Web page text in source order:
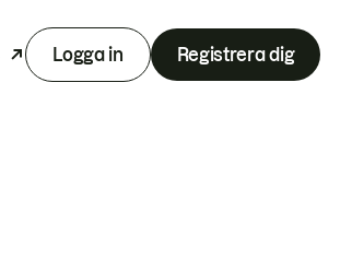
Logga in Registrera dig